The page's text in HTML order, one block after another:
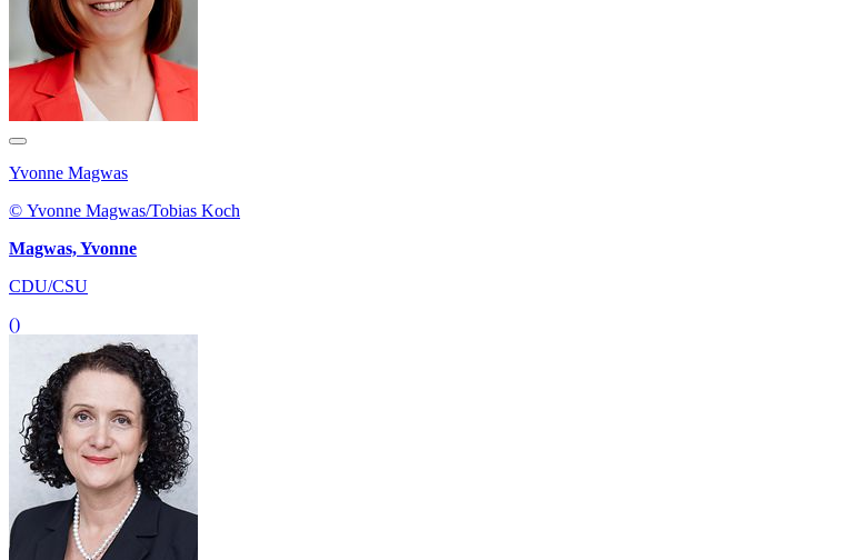
Yvonne Magwas
© Yvonne Magwas/Tobias Koch
Magwas, Yvonne
CDU/CSU
()